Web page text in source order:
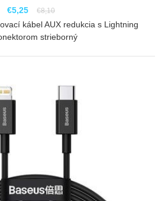
€5,25 €8,10
kábel AUX redukcia s Lightning
strieborný